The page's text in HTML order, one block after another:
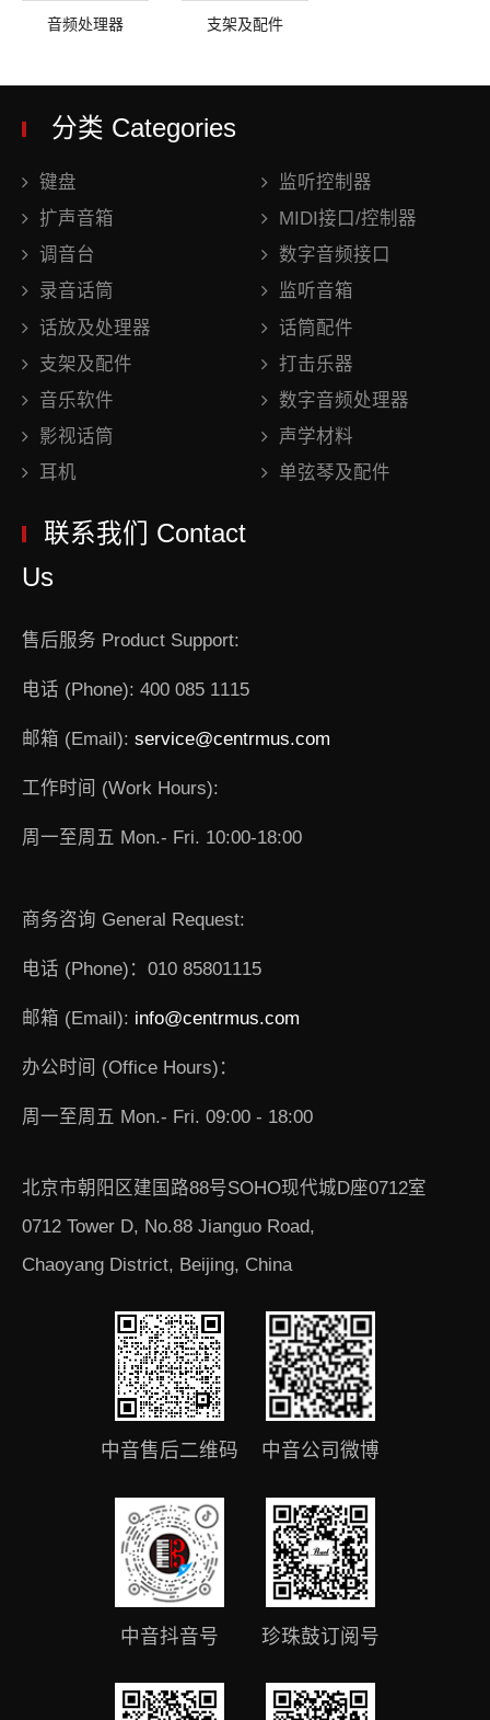
音频处理器 支架及配件
分类 Categories
键盘
监听控制器
扩声音箱
MIDI接口/控制器
调音台
数字音频接口
录音话筒
监听音箱
话放及处理器
话筒配件
支架及配件
打击乐器
音乐软件
数字音频处理器
影视话筒
声学材料
耳机
单弦琴及配件
联系我们 Contact
Us
售后服务 Product Support:
电话 (Phone): 400 085 1115
邮箱 (Email): service@centrmus.com
工作时间 (Work Hours):
周一至周五 Mon.- Fri. 10:00-18:00
商务咨询 General Request:
电话 (Phone)：010 85801115
邮箱 (Email): info@centrmus.com
办公时间 (Office Hours)：
周一至周五 Mon.- Fri. 09:00 - 18:00
北京市朝阳区建国路88号SOHO现代城D座0712室
0712 Tower D, No.88 Jianguo Road,
Chaoyang District, Beijing, China
中音售后二维码 中音公司微博
中音抖音号 珍珠鼓订阅号